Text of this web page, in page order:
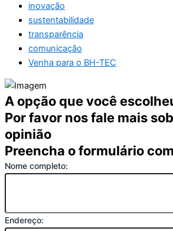
inovação
sustentabilidade
transparência
comunicação
Venha para o BH-TEC
A opção que você
Por favor nos fale mais
opinião
Preencha o formulário
Nome completo:
Endereço: